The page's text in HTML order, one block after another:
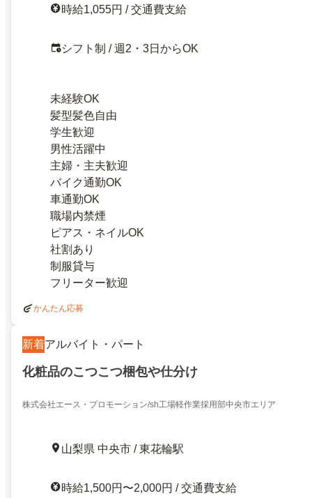
時給1,055円 / 交通費支給
シフト制 / 週2・3日からOK
未経験OK
髪型髪色自由
学生歓迎
男性活躍中
主婦・主夫歓迎
バイク通勤OK
車通勤OK
職場内禁煙
ピアス・ネイルOK
社割あり
制服貸与
フリーター歓迎
かんたん応募
新着アルバイト・パート
化粧品のこつこつ梱包や仕分け
株式会社エース・プロモーション/sh工場軽作業採用部中央市エリア
山梨県 中央市 / 東花輪駅
時給1,500円〜2,000円 / 交通費支給